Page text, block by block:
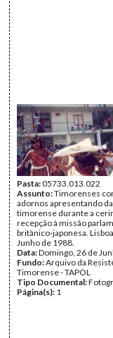
Pasta:05733.013.022
Assunto:Timorenses
adornos apresentando
timorense durante a
recepção à missão
britânico-japonesa.
Junho de 1988.
Data:Domingo, 26 de
Fundo:Arquivo da
Timorense - TAPOL
Tipo Documental:
Página(s): 1